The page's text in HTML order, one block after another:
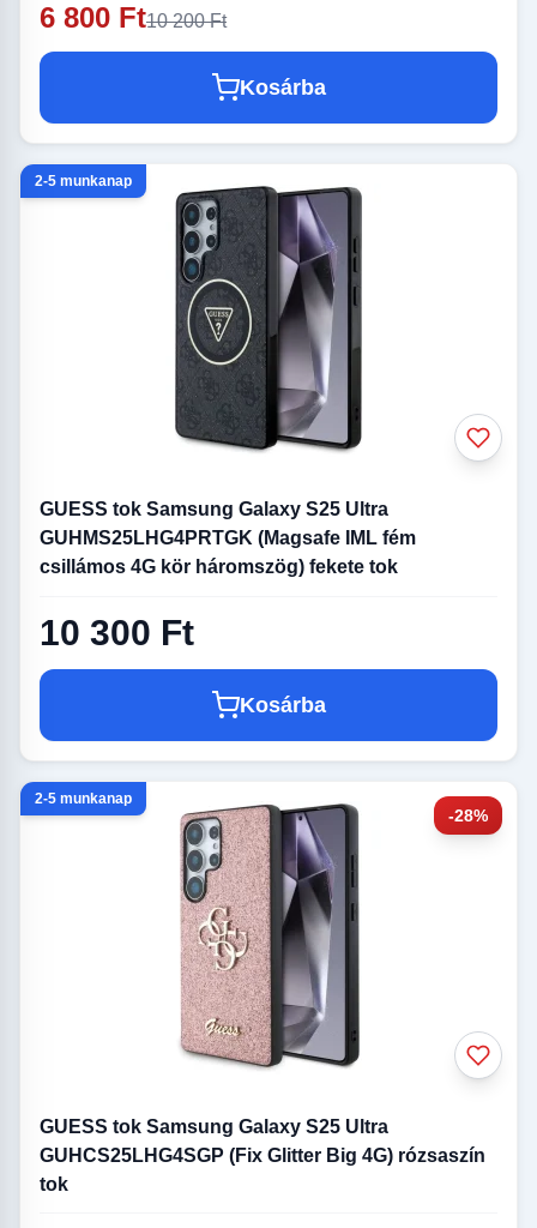
6 800 Ft10 200 Ft
Kosárba
2-5 munkanap
GUESS tok Samsung Galaxy S25 Ultra
GUHMS25LHG4PRTGK (Magsafe IML fém
csillámos 4G kör háromszög) fekete tok
10 300 Ft
Kosárba
-28%
2-5 munkanap
GUESS tok Samsung Galaxy S25 Ultra
GUHCS25LHG4SGP (Fix Glitter Big 4G) rózsaszín
tok